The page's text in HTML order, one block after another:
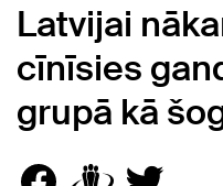
Latvijai
cīnīsies
grupā kā